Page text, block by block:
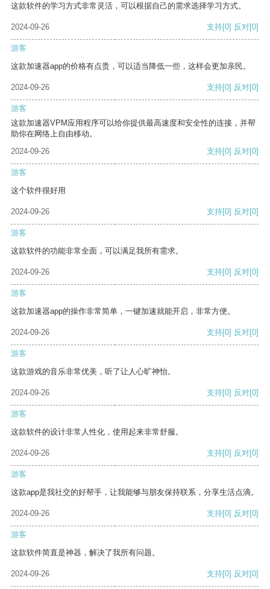
这款软件的学习方式非常灵活，可以根据自己的需求选择学习方式。
2024-09-26 支持[0] 反对[0]
游客
这款加速器app的价格有点贵，可以适当降低一些，这样会更加亲民。
2024-09-26 支持[0] 反对[0]
游客
这款加速器VPM应用程序可以给你提供最高速度和安全性的连接，并帮
助你在网络上自由移动。
2024-09-26
支持[0] 反对[0]
游客
这个软件很好用
2024-09-26 支持[0] 反对[0]
游客
这款软件的功能非常全面，可以满足我所有需求。
2024-09-26 支持[0] 反对[0]
游客
这款加速器app的操作非常简单，一键加速就能开启，非常方便。
2024-09-26 支持[0] 反对[0]
游客
这款游戏的音乐非常优美，听了让人心旷神怡。
2024-09-26 支持[0] 反对[0]
游客
这款软件的设计非常人性化，使用起来非常舒服。
2024-09-26 支持[0] 反对[0]
游客
这款app是我社交的好帮手，让我能够与朋友保持联系，分享生活点滴。
2024-09-26 支持[0] 反对[0]
游客
这款软件简直是神器，解决了我所有问题。
2024-09-26 支持[0] 反对[0]